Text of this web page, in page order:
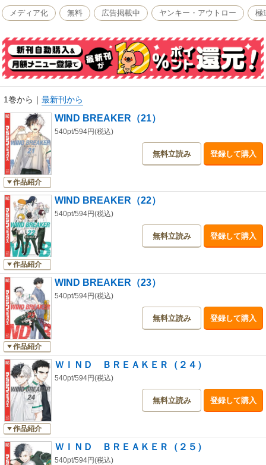
メディア化 無料 広告掲載中 ヤンキー・アウトロー 極
1巻から ｜ 最新刊から
作品紹介
WIND BREAKER（21）
540pt/594円(税込)
無料立読み 登録して購入
作品紹介
WIND BREAKER（22）
540pt/594円(税込)
無料立読み 登録して購入
作品紹介
WIND BREAKER（23）
540pt/594円(税込)
無料立読み 登録して購入
作品紹介
ＷＩＮＤ ＢＲＥＡＫＥＲ（２４）
540pt/594円(税込)
無料立読み 登録して購入
ＷＩＮＤ ＢＲＥＡＫＥＲ（２５）
540pt/594円(税込)